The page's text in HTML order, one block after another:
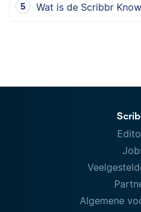
Wat is de Scribbr
Algemene